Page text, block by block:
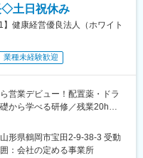
作、保険料算定の基礎知識の
ング
アップ、先輩同行でのシステ
く説明したり、医師や看護師
きます。
があるため、患者さんが無理
が身につきます。
話す機会も多いため学ぶこと
とめたりする仕事もありま
録する力が身につきます。
◇土日祝休み
健康経営優良法人（ホワイト
業種未経験歓迎
営業デビュー！配置薬・ドラ
から学べる研修／残業20h以
形県鶴岡市宝田2-9-38-3 受動
：会社の定める事業所